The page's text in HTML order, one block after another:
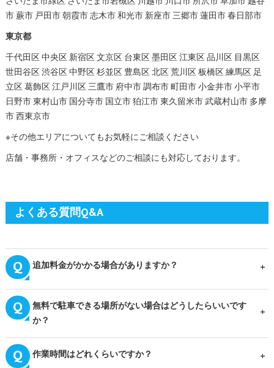
市 蕨市 戸田市 朝霞市 志木市 和光市 新座市 三郷市 蓮田市 春日部市
東京都
千代田区 中央区 新宿区 文京区 台東区 墨田区 江東区 品川区 目黒区
世田谷区 渋谷区 中野区 杉並区 豊島区 北区 荒川区 板橋区 練馬区 足
立区 葛飾区 江戸川区 三鷹市 府中市 調布市 町田市 小金井市 小平市
日野市 東村山市 国分寺市 国立市 狛江市 東久留米市 武蔵村山市 多摩
市 西東京市
※その他エリアについてもお気軽にご相談ください
店舗・事務所・オフィスなどのご相談にも対応しております。
よくある質問Q&A
追加料金がかかる場合がありますか？
無料で駐車できる場所がない場合はどうしたらいいです
か？
作業時間はどれくらいですか？